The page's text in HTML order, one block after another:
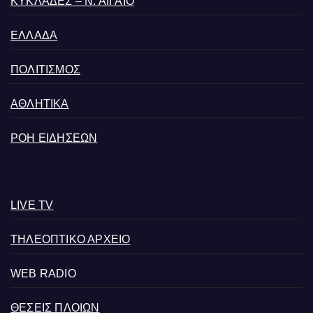
ΕΛΛΑΔΑ
ΠΟΛΙΤΙΣΜΟΣ
ΑΘΛΗΤΙΚΑ
ΡΟΗ ΕΙΔΗΣΕΩΝ
LIVE TV
ΤΗΛΕΟΠΤΙΚΟ ΑΡΧΕΙΟ
WEB RADIO
ΘΕΣΕΙΣ ΠΛΟΙΩΝ